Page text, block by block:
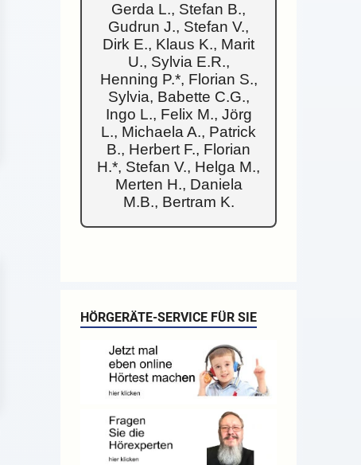
Gerda L., Stefan B.,
Gudrun J., Stefan V.,
Dirk E., Klaus K., Marit
U., Sylvia E.R.,
Henning P.*, Florian S.,
Sylvia, Babette C.G.,
Ingo L., Felix M., Jörg
L., Michaela A., Patrick
B., Herbert F., Florian
H.*, Stefan V., Helga M.,
Merten H., Daniela
M.B., Bertram K.
HÖRGERÄTE-SERVICE FÜR SIE